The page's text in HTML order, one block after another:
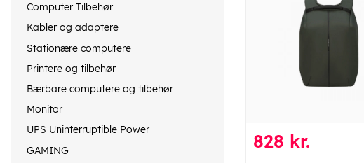
Computer Tilbehør
Kabler og adaptere
Stationære computere
Printere og tilbehør
Bærbare computere og tilbehør
Monitor
UPS Uninterruptible Power
GAMING
828 kr.